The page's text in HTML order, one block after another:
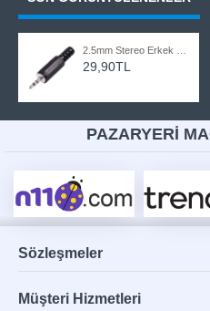
29,90TL
PAZARYERİ
Sözleşmeler
Müşteri Hizmetleri